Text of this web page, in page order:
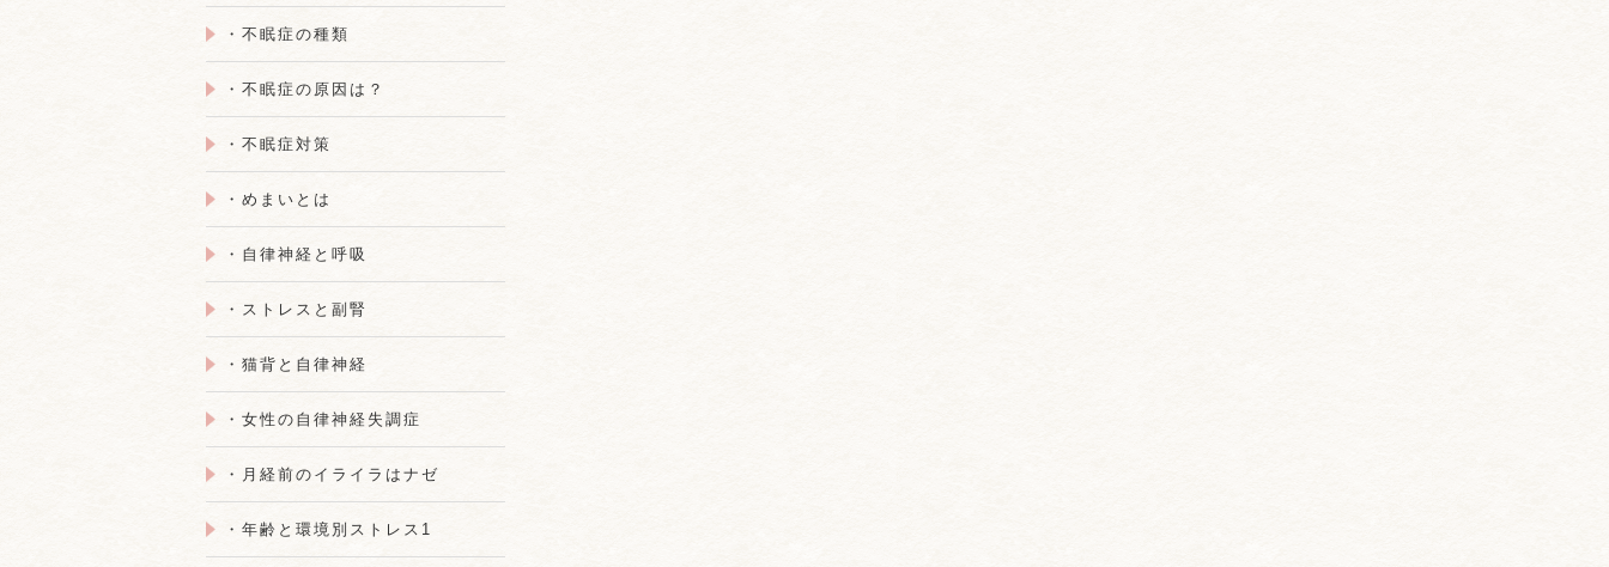
・不眠症の種類
・不眠症の原因は？
・不眠症対策
・めまいとは
・自律神経と呼吸
・ストレスと副腎
・猫背と自律神経
・女性の自律神経失調症
・月経前のイライラはナゼ
・年齢と環境別ストレス1